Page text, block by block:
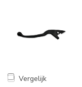
Vergelijk